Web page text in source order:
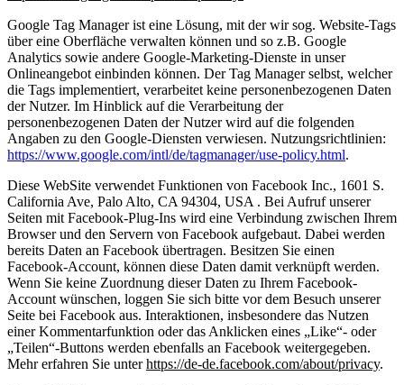
Google Tag Manager ist eine Lösung, mit der wir sog. Website-Tags
über eine Oberfläche verwalten können und so z.B. Google
Analytics sowie andere Google-Marketing-Dienste in unser
Onlineangebot einbinden können. Der Tag Manager selbst, welcher
die Tags implementiert, verarbeitet keine personenbezogenen Daten
der Nutzer. Im Hinblick auf die Verarbeitung der
personenbezogenen Daten der Nutzer wird auf die folgenden
Angaben zu den Google-Diensten verwiesen. Nutzungsrichtlinien:
https://www.google.com/intl/de/tagmanager/use-policy.html.
Diese WebSite verwendet Funktionen von Facebook Inc., 1601 S.
California Ave, Palo Alto, CA 94304, USA . Bei Aufruf unserer
Seiten mit Facebook-Plug-Ins wird eine Verbindung zwischen Ihrem
Browser und den Servern von Facebook aufgebaut. Dabei werden
bereits Daten an Facebook übertragen. Besitzen Sie einen
Facebook-Account, können diese Daten damit verknüpft werden.
Wenn Sie keine Zuordnung dieser Daten zu Ihrem Facebook-
Account wünschen, loggen Sie sich bitte vor dem Besuch unserer
Seite bei Facebook aus. Interaktionen, insbesondere das Nutzen
einer Kommentarfunktion oder das Anklicken eines „Like“- oder
„Teilen“-Buttons werden ebenfalls an Facebook weitergegeben.
Mehr erfahren Sie unterhttps://de-de.facebook.com/about/privacy.